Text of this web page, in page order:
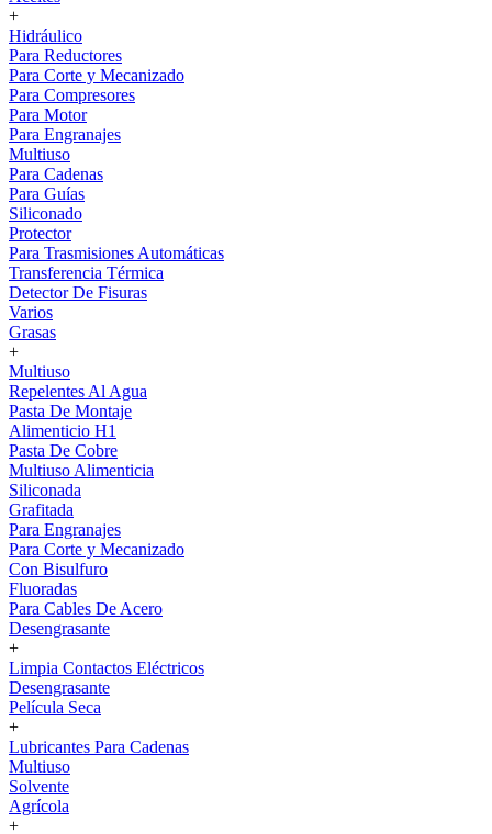
+
Hidráulico
Para Reductores
Para Corte y Mecanizado
Para Compresores
Para Motor
Para Engranajes
Multiuso
Para Cadenas
Para Guías
Siliconado
Protector
Para Trasmisiones Automáticas
Transferencia Térmica
Detector De Fisuras
Varios
Grasas
+
Multiuso
Repelentes Al Agua
Pasta De Montaje
Alimenticio H1
Pasta De Cobre
Multiuso Alimenticia
Siliconada
Grafitada
Para Engranajes
Para Corte y Mecanizado
Con Bisulfuro
Fluoradas
Para Cables De Acero
Desengrasante
+
Limpia Contactos Eléctricos
Desengrasante
Película Seca
+
Lubricantes Para Cadenas
Multiuso
Solvente
Agrícola
+